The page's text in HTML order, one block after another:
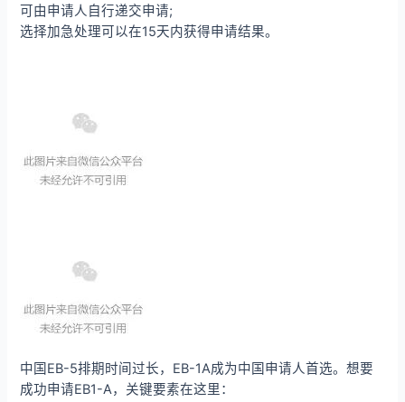
可由申请人自行递交申请;
选择加急处理可以在15天内获得申请结果。
中国EB-5排期时间过长，EB-1A成为中国申请人首选。想要
成功申请EB1-A，关键要素在这里：